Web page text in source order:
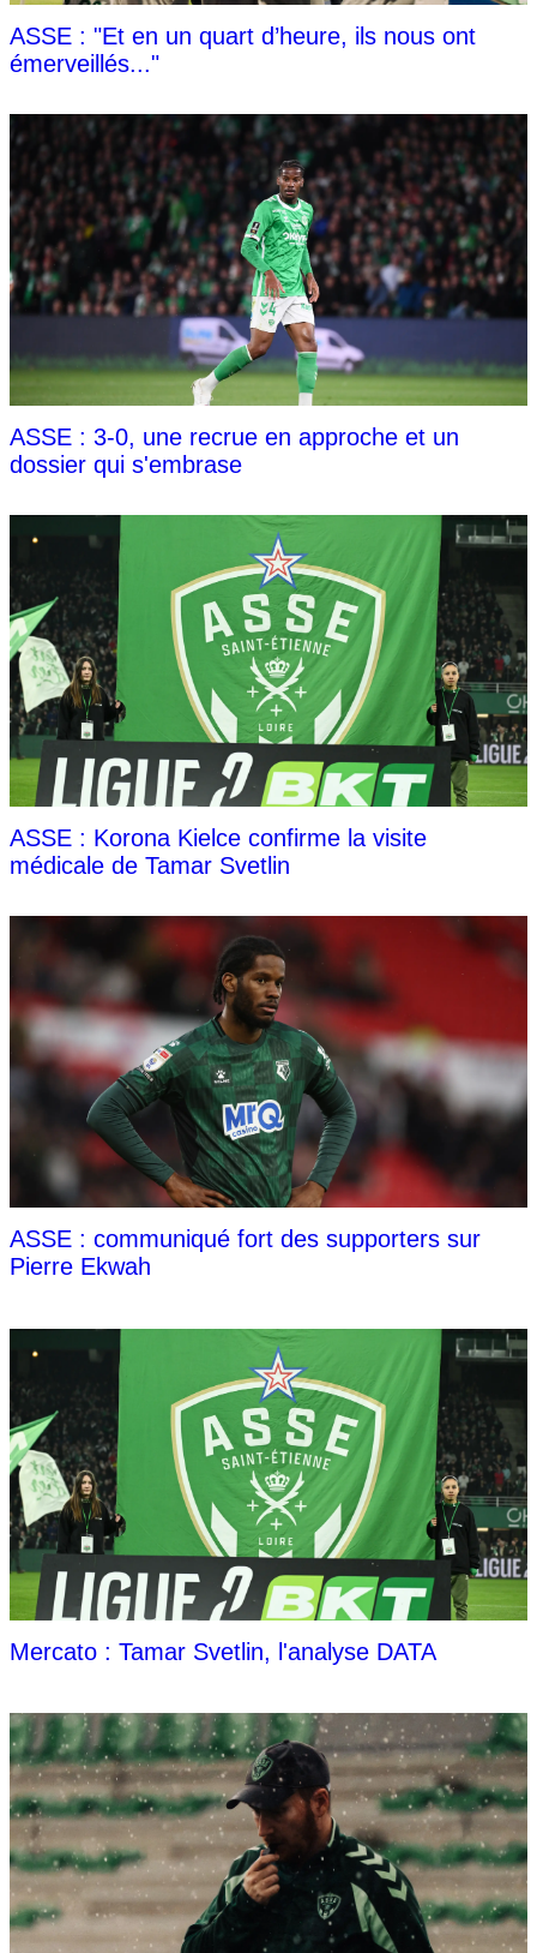
ASSE : "Et en un quart d’heure, ils nous ont
émerveillés..."
ASSE : 3-0, une recrue en approche et un
dossier qui s'embrase
ASSE : Korona Kielce confirme la visite
médicale de Tamar Svetlin
ASSE : communiqué fort des supporters sur
Pierre Ekwah
Mercato : Tamar Svetlin, l'analyse DATA